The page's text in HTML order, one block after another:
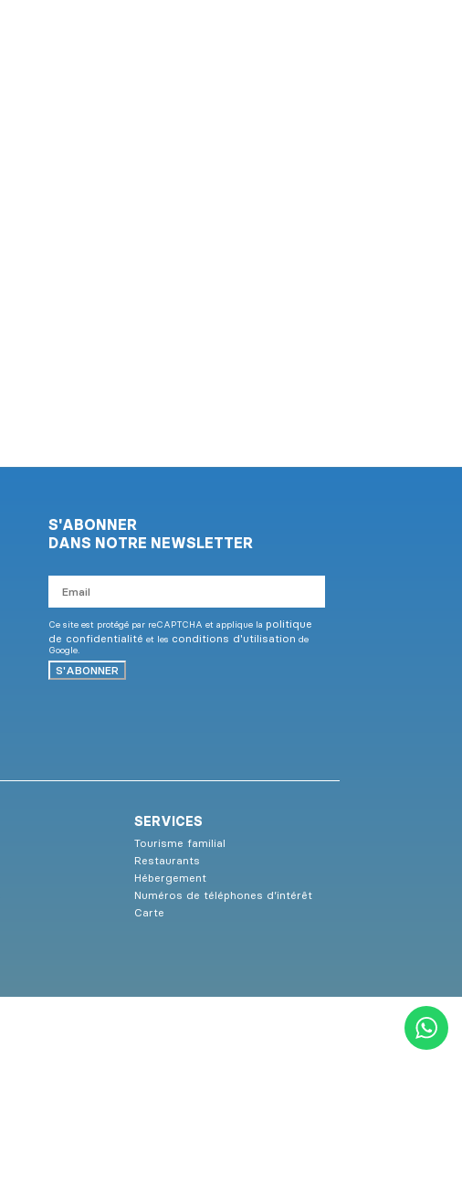
S'ABONNER
DANS NOTRE NEWSLETTER
Ce site est protégé par reCAPTCHA et applique la politique
de confidentialité et les conditions d'utilisation de
Google.
S'ABONNER
SERVICES
Tourisme familial
Restaurants
Hébergement
Numéros de téléphones d’intérêt
Carte